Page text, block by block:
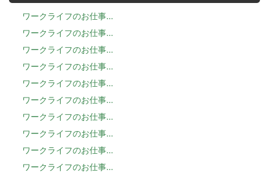
ワークライフのお仕事…
ワークライフのお仕事…
ワークライフのお仕事…
ワークライフのお仕事…
ワークライフのお仕事…
ワークライフのお仕事…
ワークライフのお仕事…
ワークライフのお仕事…
ワークライフのお仕事…
ワークライフのお仕事…